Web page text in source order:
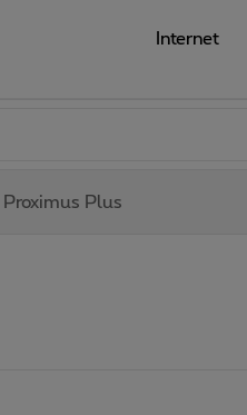
Internet
Proximus Plus